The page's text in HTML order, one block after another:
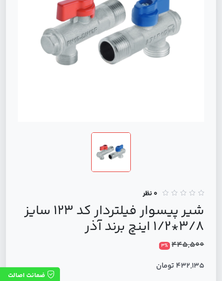
0 نظر
شیر پیسوار فیلتردار کد 123 سایز
3/8*1/2 اینچ برند آذر
445,500
3%
432,135 تومان
ضمانت اصالت